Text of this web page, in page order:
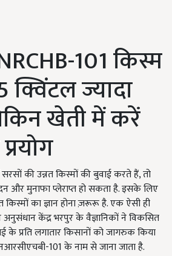
101 किस्म
ज्यादा
खेती में करें
की उन्नत किस्मों की बुवाई करते हैं, तो
और मुनाफा प्लेराप्त हो सकता है. इसके लिए
किस्मों का ज्ञान होना ज़रूरू है. एक ऐसी ही
केंद्र भरपुर के वैज्ञानिकों ने विकसित
के प्रति लगातार किसानों को जागरुक किया
101 के नाम से जाना जाता है.